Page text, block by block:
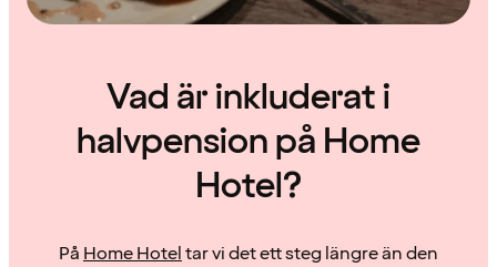
Vad är inkluderat i
halvpension på Home
Hotel?
På Home Hoteltar vi det ett steg längre än den